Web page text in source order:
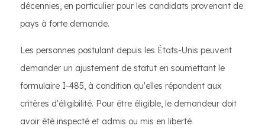
décennies, en particulier pour les candidats provenant de
pays à forte demande.
Les personnes postulant depuis les États-Unis peuvent
demander un ajustement de statut en soumettant le
formulaire I-485, à condition qu'elles répondent aux
critères d'éligibilité. Pour être éligible, le demandeur doit
avoir été inspecté et admis ou mis en liberté